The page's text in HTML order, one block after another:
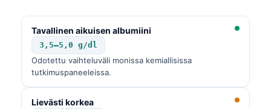
Tavallinen aikuisen albumiini
3,5–5,0 g/dl
Odotettu vaihteluväli monissa kemiallisissa
tutkimuspaneeleissa.
Lievästi korkea
Українська
O‘zbekcha
Català
Қазақ тілі